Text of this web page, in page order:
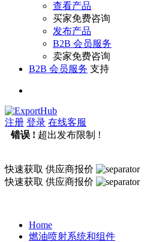
查看产品
买家免费咨询
发布产品
B2B 会员服务
卖家免费咨询
B2B 会员服务 支持
注册 登录 在线客服
错误 ! 超出发布限制 !
快速获取 供应商报价
快速获取 供应商报价
Home
燃油喷射系统和组件